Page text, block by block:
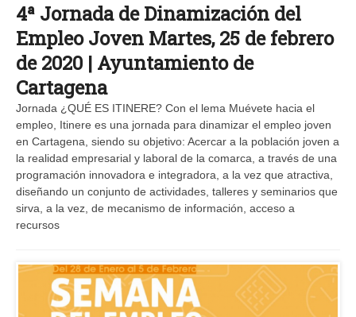
4ª Jornada de Dinamización del
Empleo Joven Martes, 25 de febrero
de 2020 | Ayuntamiento de
Cartagena
Jornada ¿QUÉ ES ITINERE? Con el lema Muévete hacia el
empleo, Itinere es una jornada para dinamizar el empleo joven
en Cartagena, siendo su objetivo: Acercar a la población joven a
la realidad empresarial y laboral de la comarca, a través de una
programación innovadora e integradora, a la vez que atractiva,
diseñando un conjunto de actividades, talleres y seminarios que
sirva, a la vez, de mecanismo de información, acceso a
recursos